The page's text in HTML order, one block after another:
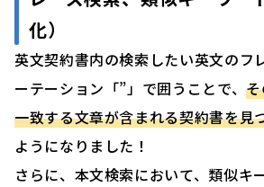
化）
英文契約書内の検索したい英文のフ
ーテーション「”」で囲うことで、
一致する文章が含まれる契約書を見
ようになりました！
さらに、本文検索において、類似キ